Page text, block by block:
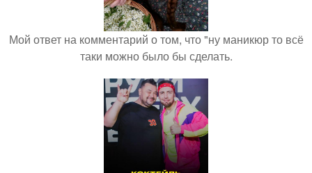
Мой ответ на комментарий о том, что "ну маникюр то всё
таки можно было бы сделать.